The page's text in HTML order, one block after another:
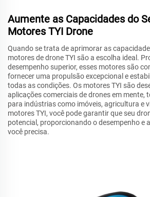
Aumente as Capacidades do
Motores TYI Drone
Quando se trata de aprimorar as
motores de drone TYI são a escolha ideal.
desempenho superior, esses motores são
fornecer uma propulsão excepcional e
todas as condições. Os motores TYI são
aplicações comerciais de drones em mente,
para indústrias como imóveis, agricultura e
motores TYI, você pode garantir que seu
potencial, proporcionando o desempenho e
você precisa.